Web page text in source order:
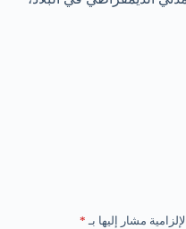
مشار إليها بـ *